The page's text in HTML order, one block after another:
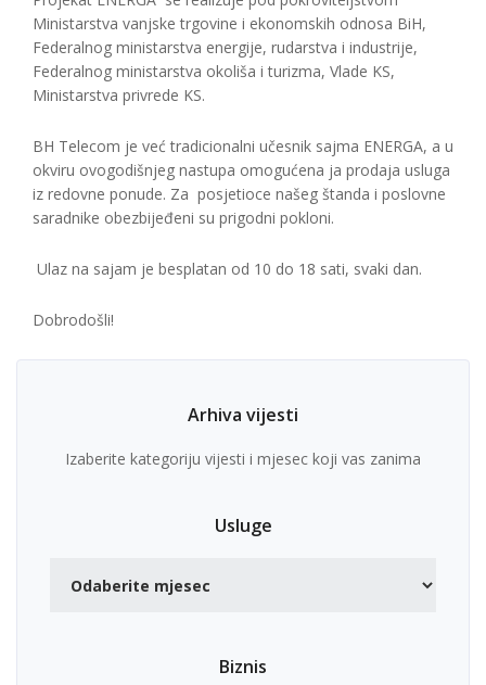
Ministarstva vanjske trgovine i ekonomskih odnosa BiH,
Federalnog ministarstva energije, rudarstva i industrije,
Federalnog ministarstva okoliša i turizma, Vlade KS,
Ministarstva privrede KS.
BH Telecom je već tradicionalni učesnik sajma ENERGA, a u
okviru ovogodišnjeg nastupa omogućena ja prodaja usluga
iz redovne ponude. Za posjetioce našeg štanda i poslovne
saradnike obezbijeđeni su prigodni pokloni.
Ulaz na sajam je besplatan od 10 do 18 sati, svaki dan.
Dobrodošli!
Arhiva vijesti
Izaberite kategoriju vijesti i mjesec koji vas zanima
Usluge
Biznis